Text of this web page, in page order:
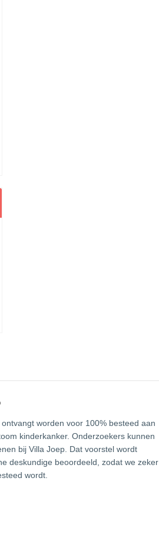
worden voor 100% besteed aan
kinderkanker. Onderzoekers kunnen
bij Villa Joep. Dat voorstel wordt
deskundige beoordeeld, zodat we zeker
wordt.